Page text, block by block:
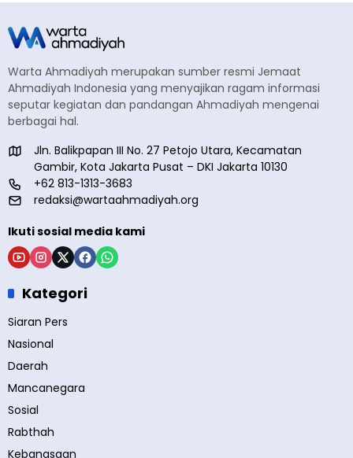
Warta Ahmadiyah merupakan sumber resmi Jemaat
Ahmadiyah Indonesia yang menyajikan ragam informasi
seputar kegiatan dan pandangan Ahmadiyah mengenai
berbagai hal.
Jln. Balikpapan III No. 27 Petojo Utara, Kecamatan
Gambir, Kota Jakarta Pusat – DKI Jakarta 10130
+62 813-1313-3683
redaksi@wartaahmadiyah.org
Ikuti sosial media kami
Kategori
Siaran Pers
Nasional
Daerah
Mancanegara
Sosial
Rabthah
Kebangsaan